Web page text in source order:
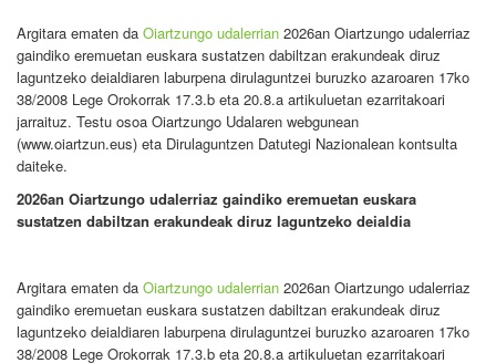
Argitara ematen da Oiartzungo udalerrian 2026an Oiartzungo udalerriaz
gaindiko eremuetan euskara sustatzen dabiltzan erakundeak diruz
laguntzeko deialdiaren laburpena dirulaguntzei buruzko azaroaren 17ko
38/2008 Lege Orokorrak 17.3.b eta 20.8.a artikuluetan ezarritakoari
jarraituz. Testu osoa Oiartzungo Udalaren webgunean
(www.oiartzun.eus) eta Dirulaguntzen Datutegi Nazionalean kontsulta
daiteke.
2026an Oiartzungo udalerriaz gaindiko eremuetan euskara
sustatzen dabiltzan erakundeak diruz laguntzeko deialdia
Argitara ematen da Oiartzungo udalerrian 2026an Oiartzungo udalerriaz
gaindiko eremuetan euskara sustatzen dabiltzan erakundeak diruz
laguntzeko deialdiaren laburpena dirulaguntzei buruzko azaroaren 17ko
38/2008 Lege Orokorrak 17.3.b eta 20.8.a artikuluetan ezarritakoari